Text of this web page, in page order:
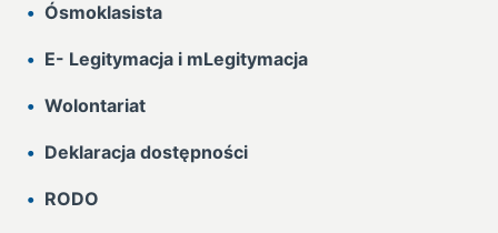
Ósmoklasista
E- Legitymacja i mLegitymacja
Wolontariat
Deklaracja dostępności
RODO